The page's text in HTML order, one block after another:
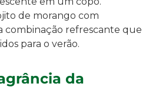
de morango com
combinação refrescante que
para o verão.
da